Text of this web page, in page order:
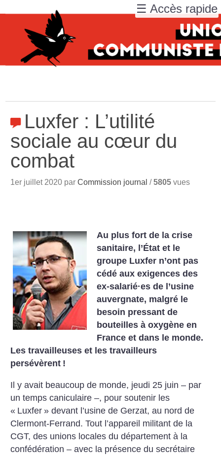
Luxfer : L’utilité
sociale au cœur du
combat
1er juillet 2020 parCommission journal /5805 vues
Au plus fort de la crise
sanitaire, l’État et le
groupe Luxfer n’ont pas
cédé aux exigences des
ex-salarié·es de l’usine
auvergnate, malgré le
besoin pressant de
bouteilles à oxygène en
France et dans le monde.
Les ­travailleuses et les travailleurs
persévèrent !
Il y avait beaucoup de monde, jeudi 25 juin – par
un temps caniculaire –, pour soutenir les
« Luxfer » devant l’usine de Gerzat, au nord de
Clermont-Ferrand. Tout l’appareil militant de la
CGT, des unions locales du département à la
confédération – avec la présence du secrétaire
☰ Accès rapide